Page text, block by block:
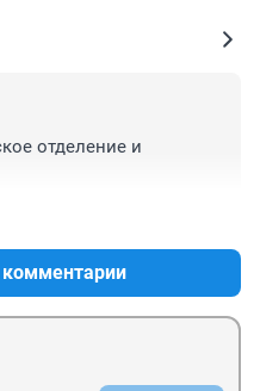
отделение и
комментарии